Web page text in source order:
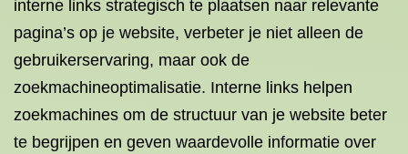
interne links strategisch te plaatsen naar relevante
pagina’s op je website, verbeter je niet alleen de
gebruikerservaring, maar ook de
zoekmachineoptimalisatie. Interne links helpen
zoekmachines om de structuur van je website beter
te begrijpen en geven waardevolle informatie over